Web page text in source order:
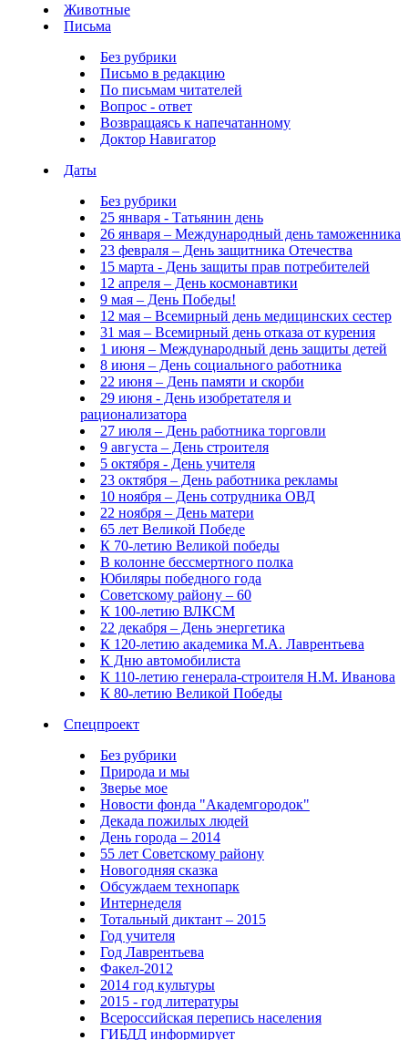
Животные
Письма
Без рубрики
Письмо в редакцию
По письмам читателей
Вопрос - ответ
Возвращаясь к напечатанному
Доктор Навигатор
Даты
Без рубрики
25 января - Татьянин день
26 января – Международный день таможенника
23 февраля – День защитника Отечества
15 марта - День защиты прав потребителей
12 апреля – День космонавтики
9 мая – День Победы!
12 мая – Всемирный день медицинских сестер
31 мая – Всемирный день отказа от курения
1 июня – Международный день защиты детей
8 июня – День социального работника
22 июня – День памяти и скорби
29 июня - День изобретателя и
рационализатора
27 июля – День работника торговли
9 августа – День строителя
5 октября - День учителя
23 октября – День работника рекламы
10 ноября – День сотрудника ОВД
22 ноября – День матери
65 лет Великой Победе
К 70-летию Великой победы
В колонне бессмертного полка
Юбиляры победного года
Советскому району – 60
К 100-летию ВЛКСМ
22 декабря – День энергетика
К 120-летию академика М.А. Лаврентьева
К Дню автомобилиста
К 110-летию генерала-строителя Н.М. Иванова
К 80-летию Великой Победы
Спецпроект
Без рубрики
Природа и мы
Зверье мое
Новости фонда "Академгородок"
Декада пожилых людей
День города – 2014
55 лет Советскому району
Новогодняя сказка
Обсуждаем технопарк
Интернеделя
Тотальный диктант – 2015
Год учителя
Год Лаврентьева
Факел-2012
2014 год культуры
2015 - год литературы
Всероссийская перепись населения
ГИБДД информирует